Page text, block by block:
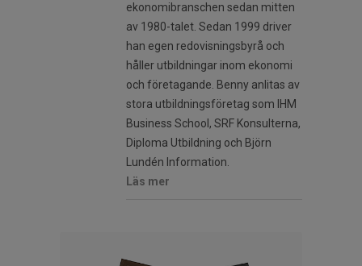
ekonomibranschen sedan mitten
av 1980-talet. Sedan 1999 driver
han egen redovisningsbyrå och
håller utbildningar inom ekonomi
och företagande. Benny anlitas av
stora utbildningsföretag som IHM
Business School, SRF Konsulterna,
Diploma Utbildning och Björn
Lundén Information.
Läs mer